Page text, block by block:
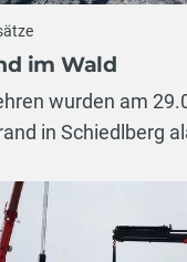
im Wald
wurden am
in Schiedlberg